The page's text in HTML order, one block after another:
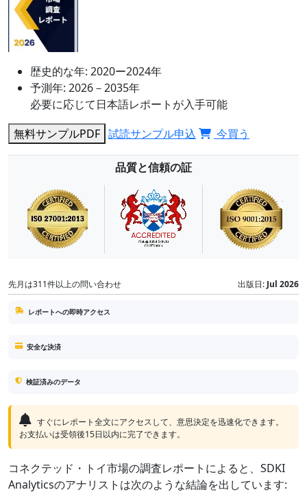
歴史的な年: 2020ー2024年
予測年: 2026－2035年
必要に応じて日本語レポートが入手可能
無料サンプルPDF 試読サンプル申込 今買う
品質と信頼の証
先月は311件以上の問い合わせ 出版日: Jul 2026
レポートへの即時アクセス
安全な決済
検証済みのデータ
すぐにレポート全文にアクセスして、意思決定を迅速化できます。
お支払いは受領後15日以内に完了できます。
コネクテッド・トイ市場の調査レポートによると、SDKI
Analyticsのアナリストは次のような結論を出しています: